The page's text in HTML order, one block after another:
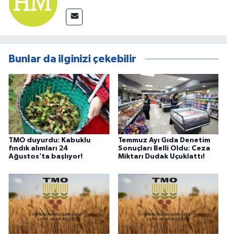
Bunlar da ilginizi çekebilir
TMO duyurdu: Kabuklu
fındık alımları 24
Ağustos'ta başlıyor!
Temmuz Ayı Gıda Denetim
Sonuçları Belli Oldu: Ceza
Miktarı Dudak Uçuklattı!